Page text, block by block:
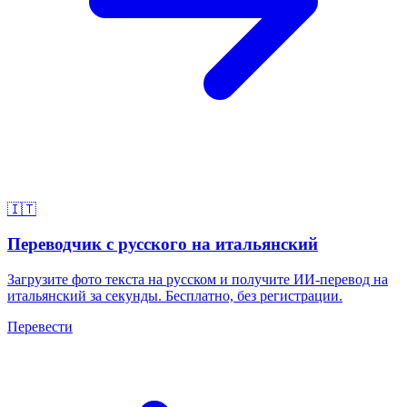
🇮🇹
Переводчик с русского на итальянский
Загрузите фото текста на русском и получите ИИ-перевод на
итальянский за секунды. Бесплатно, без регистрации.
Перевести